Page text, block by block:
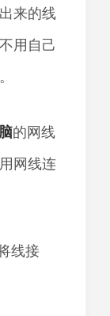
来的线
用自己
的网线
用网线连
线接